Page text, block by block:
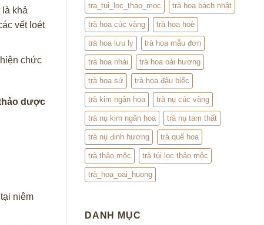
là khả
vết loét
chức
dược
niêm
tra_tui_loc_thao_moc trà hoa bách nhật
trà hoa cúc vàng trà hoa hoè
trà hoa lưu ly trà hoa mẫu đơn
trà hoa nhài trà hoa oải hương
trà hoa sứ trà hoa đậu biếc
trà kim ngân hoa trà nụ cúc vàng
trà nụ kim ngân hoa trà nụ tam thất
trà nụ đinh hương trà quế hoa
trà thảo mộc trà túi lọc thảo mộc
trà_hoa_oai_huong
DANH MỤC